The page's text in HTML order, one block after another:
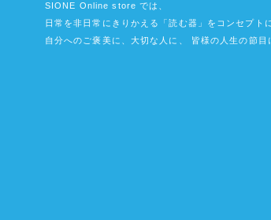
SIONE Online store では、
日常を非日常にきりかえる「読む器」をコンセプト
自分へのご褒美に、大切な人に、 皆様の人生の節